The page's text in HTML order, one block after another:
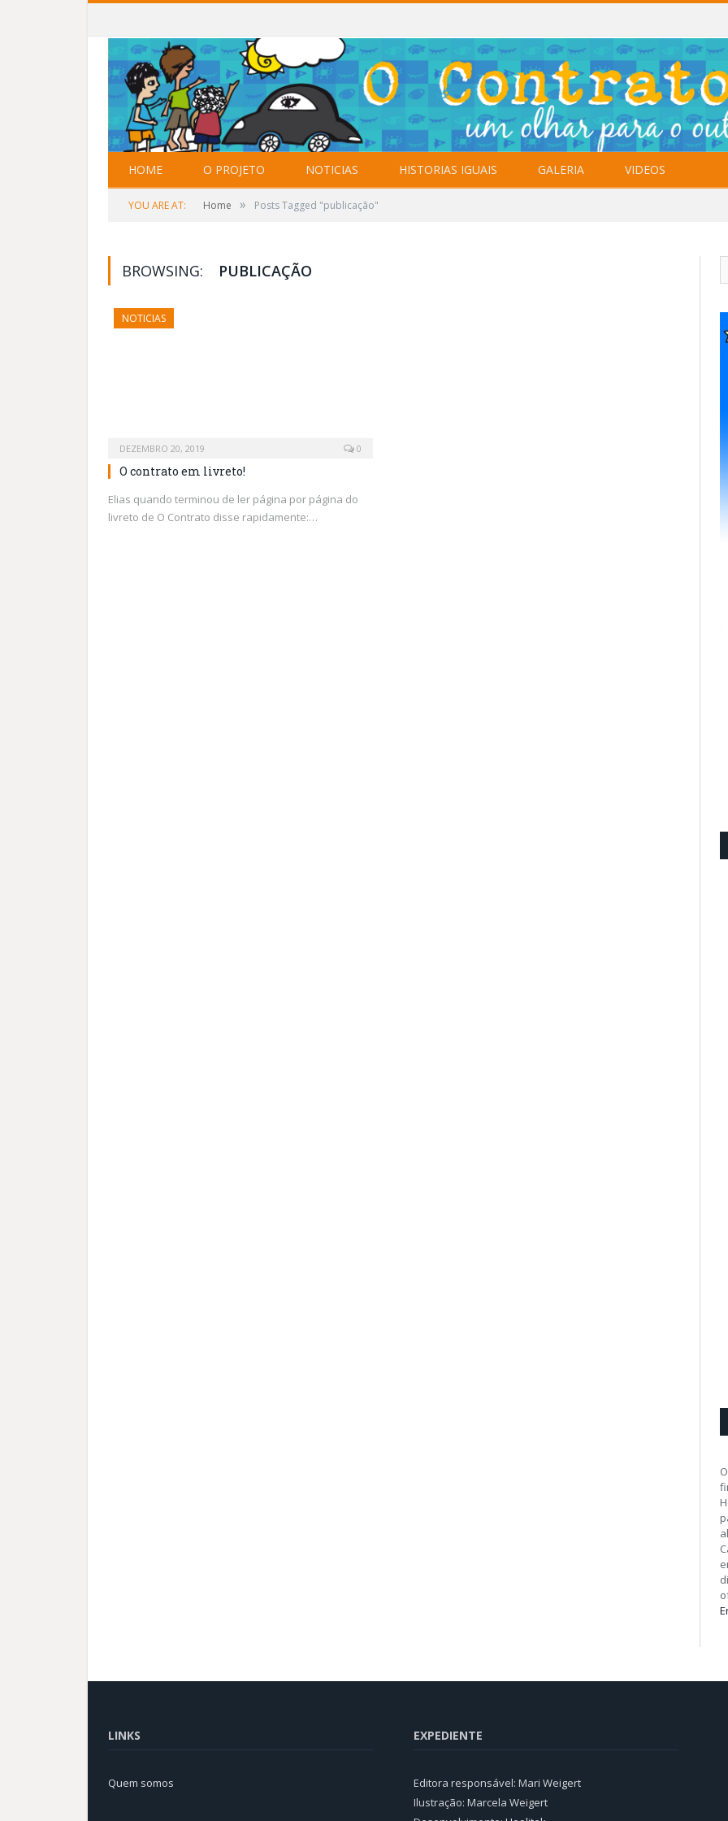
HOME O PROJETO NOTICIAS HISTORIAS IGUAIS GALERIA VIDEOS
YOU ARE AT: Home » Posts Tagged "publicação"
BROWSING: PUBLICAÇÃO
NOTICIAS
DEZEMBRO 20, 2019 0
O contrato em livreto!
Elias quando terminou de ler página por página do
livreto de O Contrato disse rapidamente:…
LINKS
Quem somos
EXPEDIENTE
Editora responsável: Mari Weigert
Ilustração: Marcela Weigert